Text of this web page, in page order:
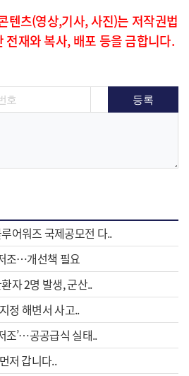
츠(영상,기사, 사진)는 저작권법
전재와 복사, 배포 등을 금합니다.
어워즈 국제공모전 다..
조…개선책 필요
자 2명 발생, 군산..
정 해변서 사고..
조’…공공급식 실태..
저 갑니다..